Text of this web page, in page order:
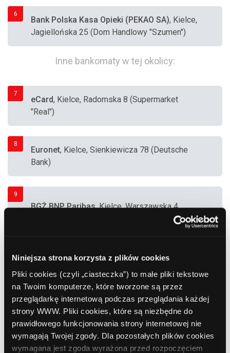
Niniejsza strona korzysta z plików cookies
Pliki cookies (czyli „ciasteczka”) to małe pliki tekstowe
na Twoim komputerze, które tworzone są przez
przeglądarkę internetową podczas przeglądania każdej
strony WWW. Pliki cookies, które są niezbędne do
prawidłowego funkcjonowania strony internetowej nie
wymagają Twojej zgody. Dla pozostałych plików cookies
wymagana jest zgoda wyrażona przed rozpoczęciem
6
Bank Polska Kasa Opieki (PEKAO SA), Kielce,
Jagiellońska 25 (Dom Handlowy "Szumen")
Inne bankomaty w tej okolicy:
7
eCard, Kielce, Radomska 8 (Supermarket
"Real")
8
Euronet, Kielce, Sienkiewicza 78 (Deutsche
Bank)
9
BGŻ BNP Paribas, Kielce, Warszawska 4
ING Bank Śląski, Kielce, Warszawska 147
Polbank EFG , Kielce, Sienkiewicza 39
12